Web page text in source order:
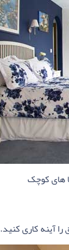
های کوچک
آینه کاری کنید.